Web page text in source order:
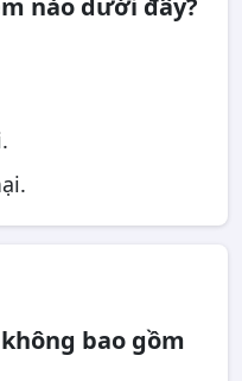
nào dưới đây?
bao gồm